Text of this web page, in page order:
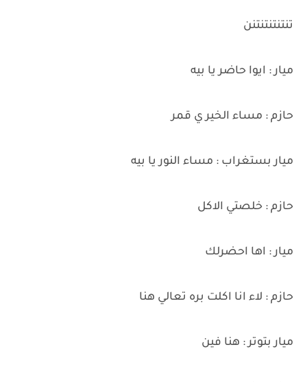
تنتنتنتنتنن
ميار : ايوا حاضر يا بيه
حازم : مساء الخير ي قمر
ميار بستغراب : مساء النور يا بيه
حازم : خلصتي الاكل
ميار : اها احضرلك
حازم : لاء انا اكلت بره تعالي هنا
ميار بتوتر : هنا فين